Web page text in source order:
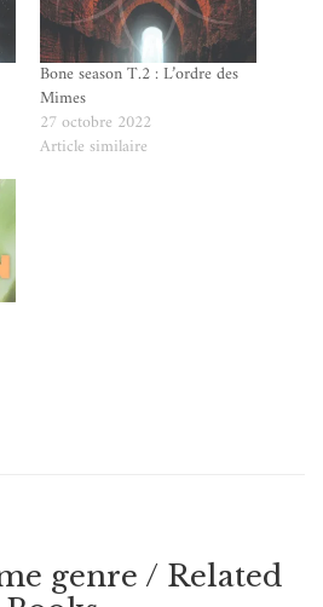
Bone season T.2 : L’ordre des
Mimes
27 octobre 2022
Article similaire
genre / Related